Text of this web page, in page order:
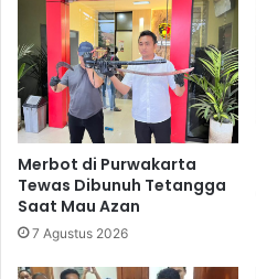
Merbot di Purwakarta
Tewas Dibunuh Tetangga
Saat Mau Azan
7 Agustus 2026